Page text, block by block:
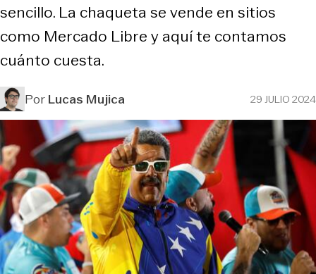
sencillo. La chaqueta se vende en sitios
como Mercado Libre y aquí te contamos
cuánto cuesta.
PorLucas Mujica 29 JULIO 2024